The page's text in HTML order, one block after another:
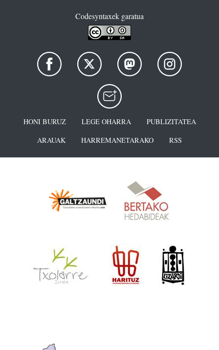
Codesyntaxek garatua
HONI BURUZ LEGE OHARRA
PUBLIZITATEA
ARAUAK
HARREMANETARAKO RSS